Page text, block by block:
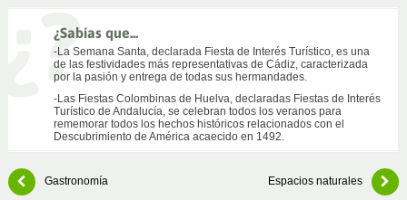
¿Sabías que...
-La Semana Santa, declarada Fiesta de Interés Turístico, es una
de las festividades más representativas de Cádiz, caracterizada
por la pasión y entrega de todas sus hermandades.
-Las Fiestas Colombinas de Huelva, declaradas Fiestas de Interés
Turístico de Andalucía, se celebran todos los veranos para
rememorar todos los hechos históricos relacionados con el
Descubrimiento de América acaecido en 1492.
Gastronomía Espacios naturales